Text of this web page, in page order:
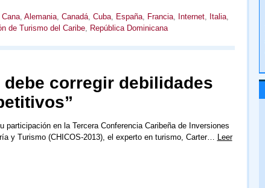
, Alemania, Canadá, Cuba, España, Francia, Internet, Italia,
de Turismo del Caribe, República Dominicana
corregir debilidades
participación en la Tercera Conferencia Caribeña de Inversiones
y Turismo (CHICOS-2013), el experto en turismo, Carter… Leer